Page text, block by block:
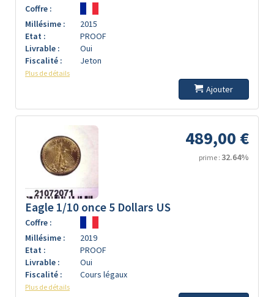
Coffre :
Millésime :
2015
Etat :
PROOF
Livrable :
Oui
Fiscalité :
Jeton
Plus de détails
Ajouter
489,00 €
prime : 32.64%
Eagle 1/10 once 5 Dollars US
Coffre :
Millésime :
2019
Etat :
PROOF
Livrable :
Oui
Fiscalité :
Cours légaux
Plus de détails